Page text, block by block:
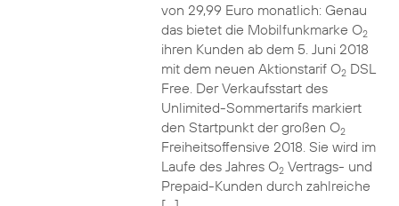
von 29,99 Euro monatlich: Genau
das bietet die Mobilfunkmarke O2
ihren Kunden ab dem 5. Juni 2018
mit dem neuen Aktionstarif O2DSL
Free. Der Verkaufsstart des
Unlimited-Sommertarifs markiert
den Startpunkt der großen O2
Freiheitsoffensive 2018. Sie wird im
Laufe des Jahres O2Vertrags- und
Prepaid-Kunden durch zahlreiche